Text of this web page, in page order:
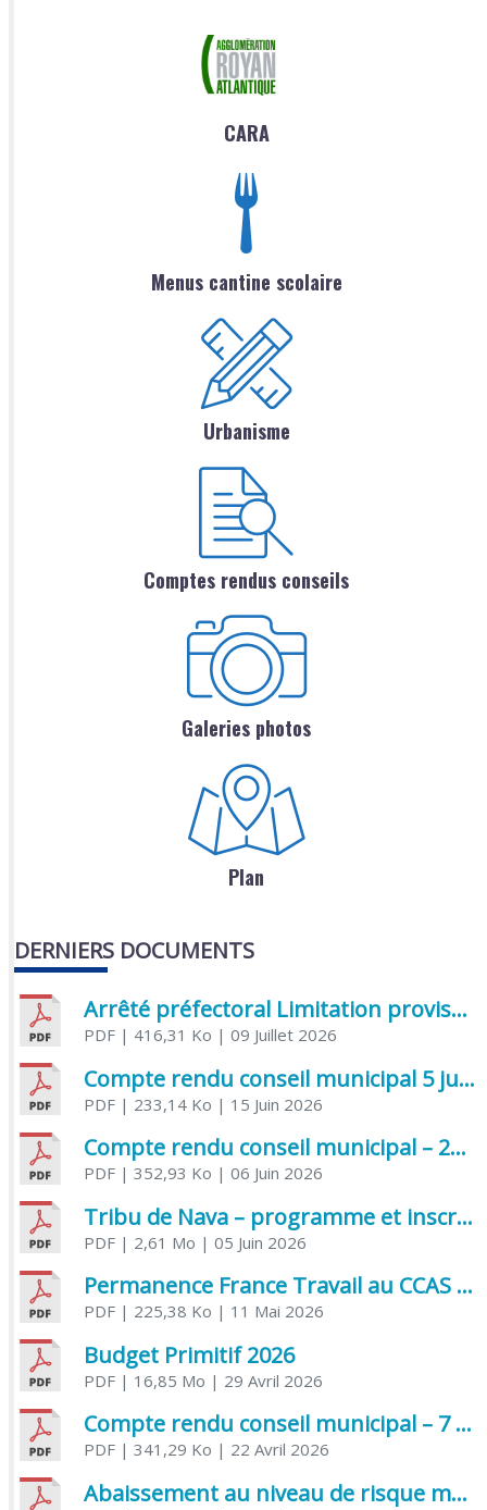
CARA
Menus cantine scolaire
Urbanisme
Comptes rendus conseils
Galeries photos
Plan
DERNIERS DOCUMENTS
Arrêté préfectoral Limitation provisoire des usages de l’eau
PDF| 416,31 Ko | 09 Juillet 2026
Compte rendu conseil municipal 5 juin 2026 sénatoriale
PDF| 233,14 Ko | 15 Juin 2026
Compte rendu conseil municipal – 21 avril 2026
PDF| 352,93 Ko | 06 Juin 2026
Tribu de Nava – programme et inscriptions été 2026
PDF| 2,61 Mo | 05 Juin 2026
Permanence France Travail au CCAS de Saujon Juin 2026
PDF| 225,38 Ko | 11 Mai 2026
Budget Primitif 2026
PDF| 16,85 Mo | 29 Avril 2026
Compte rendu conseil municipal – 7 avril 2026
PDF| 341,29 Ko | 22 Avril 2026
Abaissement au niveau de risque modéré de l’Influenza aviaire